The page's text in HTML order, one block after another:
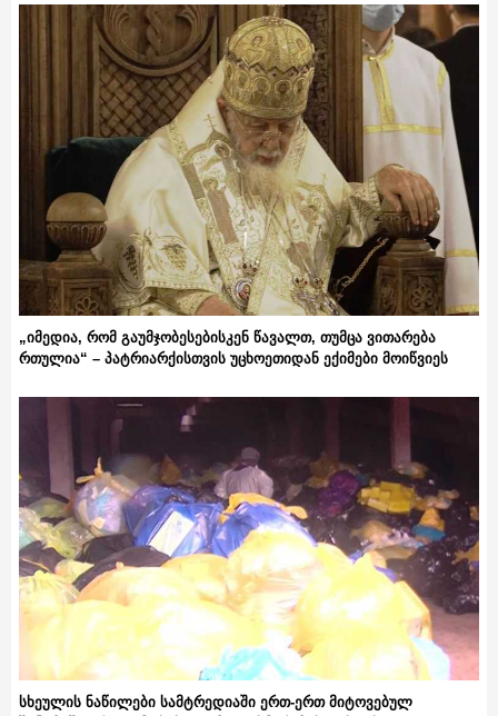
„იმედია, რომ გაუმჯობესებისკენ წავალთ, თუმცა ვითარება
რთულია“ – პატრიარქისთვის უცხოეთიდან ექიმები მოიწვიეს
სხეულის ნაწილები სამტრედიაში ერთ-ერთ მიტოვებულ